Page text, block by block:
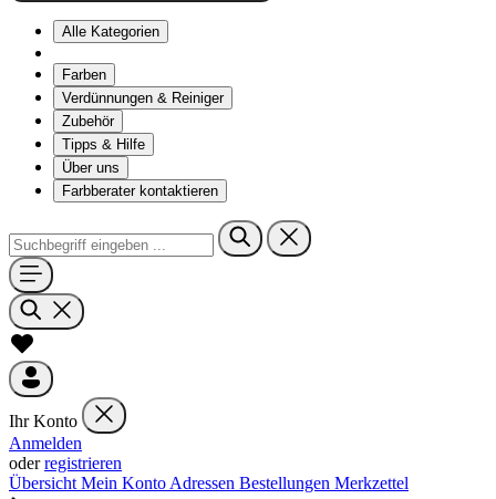
Alle Kategorien
Farben
Verdünnungen & Reiniger
Zubehör
Tipps & Hilfe
Über uns
Farbberater kontaktieren
Ihr Konto
Anmelden
oderregistrieren
Übersicht Mein Konto Adressen Bestellungen Merkzettel